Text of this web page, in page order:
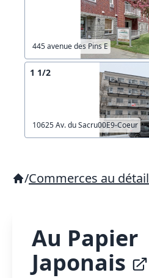
445 avenue des Pins E
1 1/2
10625 Av. du Sacru00E9-Coeur
/Commerces au détail
Au Papier
Japonais